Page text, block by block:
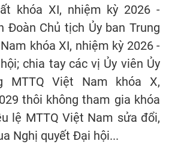
khóa XI, nhiệm kỳ 2026 -
Đoàn Chủ tịch Ủy ban Trung
khóa XI, nhiệm kỳ 2026 -
chia tay các vị Ủy viên Ủy
MTTQ Việt Nam khóa X,
thôi không tham gia khóa
lệ MTTQ Việt Nam sửa đổi,
Nghị quyết Đại hội...